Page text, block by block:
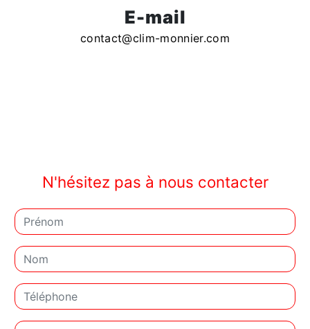
E-mail
contact@clim-monnier.com
N'hésitez pas à nous contacter